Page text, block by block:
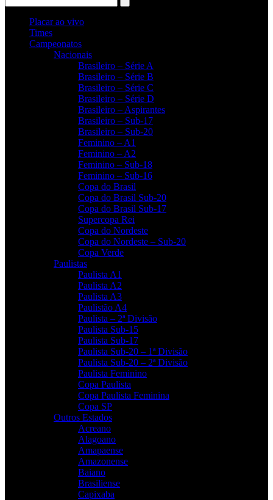
Placar ao vivo
Times
Campeonatos
Nacionais
Brasileiro – Série A
Brasileiro – Série B
Brasileiro – Série C
Brasileiro – Série D
Brasileiro – Aspirantes
Brasileiro – Sub-17
Brasileiro – Sub-20
Feminino – A1
Feminino – A2
Feminino – Sub-18
Feminino – Sub-16
Copa do Brasil
Copa do Brasil Sub-20
Copa do Brasil Sub-17
Supercopa Rei
Copa do Nordeste
Copa do Nordeste – Sub-20
Copa Verde
Paulistas
Paulista A1
Paulista A2
Paulista A3
Paulistão A4
Paulista – 2ª Divisão
Paulista Sub-15
Paulista Sub-17
Paulista Sub-20 – 1ª Divisão
Paulista Sub-20 – 2ª Divisão
Paulista Feminino
Copa Paulista
Copa Paulista Feminina
Copa SP
Outros Estados
Acreano
Alagoano
Amapaense
Amazonense
Baiano
Brasiliense
Capixaba